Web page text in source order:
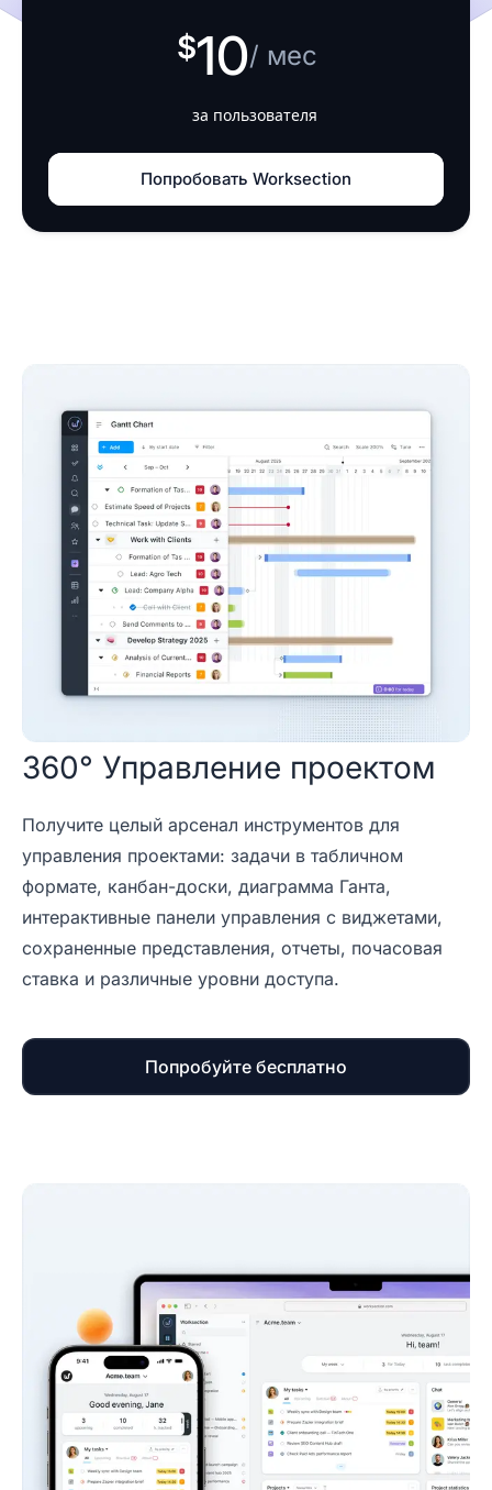
10/ мес
за пользователя
Попробовать Worksection
360° Управление проектом
Получите целый арсенал инструментов для
управления проектами: задачи в табличном
формате, канбан-доски, диаграмма Ганта,
интерактивные панели управления с виджетами,
сохраненные представления, отчеты, почасовая
ставка и различные уровни доступа.
Попробуйте бесплатно